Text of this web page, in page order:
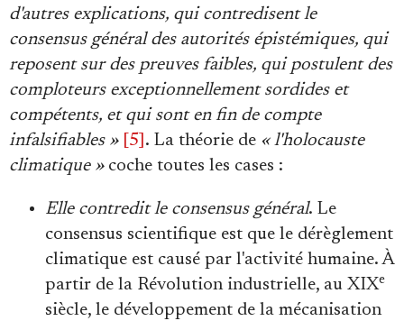
d'autres explications, qui contredisent le
consensus général des autorités épistémiques, qui
reposent sur des preuves faibles, qui postulent des
comploteurs exceptionnellement sordides et
compétents, et qui sont en fin de compte
infalsifiables » [5] . La théorie de « l'holocauste
climatique »coche toutes les cases :
Elle contreditle consensus général. Le
consensus scientifique est que le dérèglement
climatique est causé par l'activité humaine. À
partir de la Révolution industrielle, au XIXe
siècle, le développement de la mécanisation